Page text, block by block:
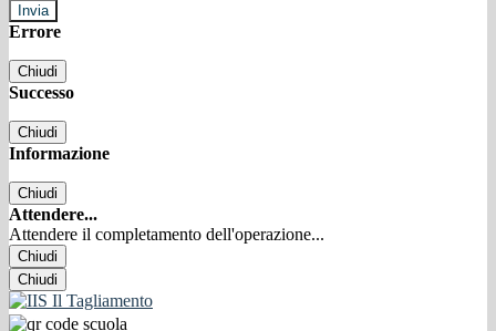
Errore
Chiudi
Successo
Chiudi
Informazione
Chiudi
Attendere...
Attendere il completamento dell'operazione...
Chiudi
Chiudi